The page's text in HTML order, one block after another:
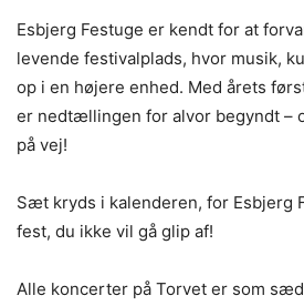
Esbjerg Festuge er kendt for at
levende festivalplads, hvor musik,
op i en højere enhed. Med årets
er nedtællingen for alvor begyndt –
på vej!
Sæt kryds i kalenderen, for Esbjerg
fest, du ikke vil gå glip af!
Alle koncerter på Torvet er som